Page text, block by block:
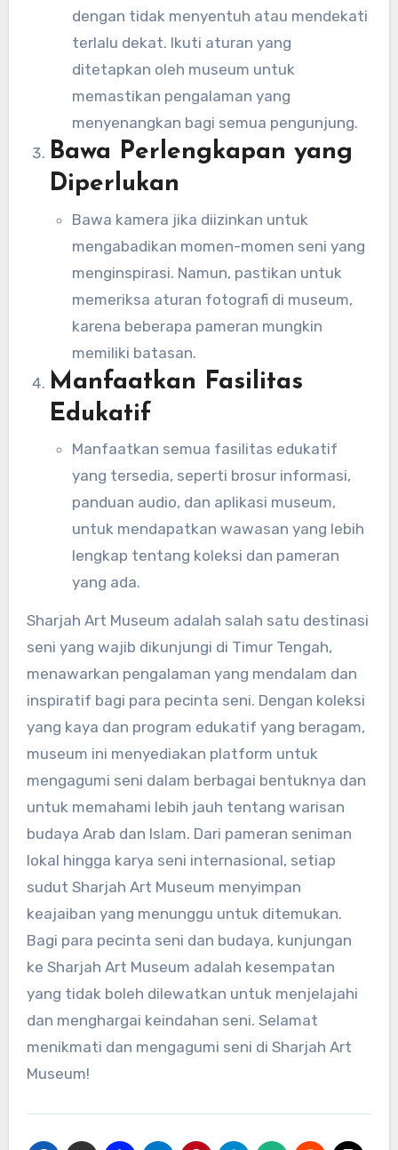
dengan tidak menyentuh atau mendekati
terlalu dekat. Ikuti aturan yang
ditetapkan oleh museum untuk
memastikan pengalaman yang
menyenangkan bagi semua pengunjung.
Bawa Perlengkapan yang
Diperlukan
Bawa kamera jika diizinkan untuk
mengabadikan momen-momen seni yang
menginspirasi. Namun, pastikan untuk
memeriksa aturan fotografi di museum,
karena beberapa pameran mungkin
memiliki batasan.
Manfaatkan Fasilitas
Edukatif
Manfaatkan semua fasilitas edukatif
yang tersedia, seperti brosur informasi,
panduan audio, dan aplikasi museum,
untuk mendapatkan wawasan yang lebih
lengkap tentang koleksi dan pameran
yang ada.
Sharjah Art Museum adalah salah satu destinasi
seni yang wajib dikunjungi di Timur Tengah,
menawarkan pengalaman yang mendalam dan
inspiratif bagi para pecinta seni. Dengan koleksi
yang kaya dan program edukatif yang beragam,
museum ini menyediakan platform untuk
mengagumi seni dalam berbagai bentuknya dan
untuk memahami lebih jauh tentang warisan
budaya Arab dan Islam. Dari pameran seniman
lokal hingga karya seni internasional, setiap
sudut Sharjah Art Museum menyimpan
keajaiban yang menunggu untuk ditemukan.
Bagi para pecinta seni dan budaya, kunjungan
ke Sharjah Art Museum adalah kesempatan
yang tidak boleh dilewatkan untuk menjelajahi
dan menghargai keindahan seni. Selamat
menikmati dan mengagumi seni di Sharjah Art
Museum!